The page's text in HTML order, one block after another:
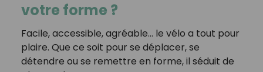
votre forme ?
Facile, accessible, agréable… le vélo a tout pour
plaire. Que ce soit pour se déplacer, se
détendre ou se remettre en forme, il séduit de